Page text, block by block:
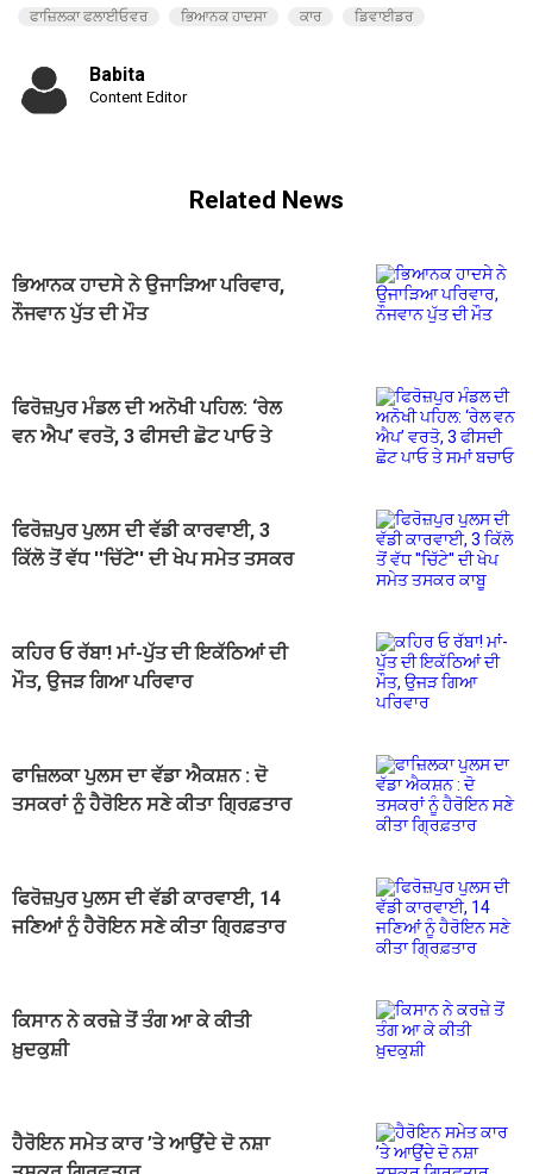
ਫਾਜ਼ਿਲਕਾ ਫਲਾਈਓਵਰ ਭਿਆਨਕ ਹਾਦਸਾ ਕਾਰ ਡਿਵਾਈਡਰ
Babita
Content Editor
Related News
ਭਿਆਨਕ ਹਾਦਸੇ ਨੇ ਉਜਾੜਿਆ ਪਰਿਵਾਰ,
ਨੌਜਵਾਨ ਪੁੱਤ ਦੀ ਮੌਤ
ਫਿਰੋਜ਼ਪੁਰ ਮੰਡਲ ਦੀ ਅਨੋਖੀ ਪਹਿਲ: ‘ਰੇਲ
ਵਨ ਐਪ’ ਵਰਤੋ, 3 ਫੀਸਦੀ ਛੋਟ ਪਾਓ ਤੇ
ਫਿਰੋਜ਼ਪੁਰ ਪੁਲਸ ਦੀ ਵੱਡੀ ਕਾਰਵਾਈ, 3
ਕਿੱਲੋ ਤੋਂ ਵੱਧ ''ਚਿੱਟੇ'' ਦੀ ਖੇਪ ਸਮੇਤ ਤਸਕਰ
ਕਹਿਰ ਓ ਰੱਬਾ! ਮਾਂ-ਪੁੱਤ ਦੀ ਇਕੱਠਿਆਂ ਦੀ
ਮੌਤ, ਉਜੜ ਗਿਆ ਪਰਿਵਾਰ
ਫਾਜ਼ਿਲਕਾ ਪੁਲਸ ਦਾ ਵੱਡਾ ਐਕਸ਼ਨ : ਦੋ
ਤਸਕਰਾਂ ਨੂੰ ਹੈਰੋਇਨ ਸਣੇ ਕੀਤਾ ਗ੍ਰਿਫ਼ਤਾਰ
ਫਿਰੋਜ਼ਪੁਰ ਪੁਲਸ ਦੀ ਵੱਡੀ ਕਾਰਵਾਈ, 14
ਜਣਿਆਂ ਨੂੰ ਹੈਰੋਇਨ ਸਣੇ ਕੀਤਾ ਗ੍ਰਿਫ਼ਤਾਰ
ਕਿਸਾਨ ਨੇ ਕਰਜ਼ੇ ਤੋਂ ਤੰਗ ਆ ਕੇ ਕੀਤੀ
ਖ਼ੁਦਕੁਸ਼ੀ
ਹੈਰੋਇਨ ਸਮੇਤ ਕਾਰ ’ਤੇ ਆਉਂਦੇ ਦੋ ਨਸ਼ਾ